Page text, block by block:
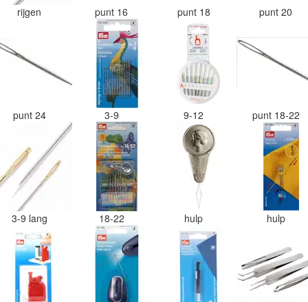
rijgen punt 16 punt 18 punt 20
punt 24 3-9 9-12 punt 18-22
3-9 lang 18-22 hulp hulp